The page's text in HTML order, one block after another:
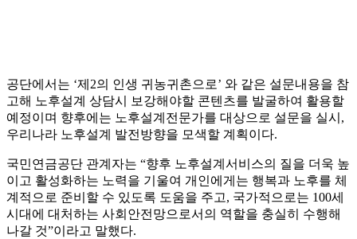
공단에서는 ‘제2의 인생 귀농귀촌으로’ 와 같은 설문내용을 참
고해 노후설계 상담시 보강해야할 콘텐츠를 발굴하여 활용할
예정이며 향후에는 노후설계전문가를 대상으로 설문을 실시,
우리나라 노후설계 발전방향을 모색할 계획이다.
국민연금공단 관계자는 “향후 노후설계서비스의 질을 더욱 높
이고 활성화하는 노력을 기울여 개인에게는 행복과 노후를 체
계적으로 준비할 수 있도록 도움을 주고, 국가적으로는 100세
시대에 대처하는 사회안전망으로서의 역할을 충실히 수행해
나갈 것”이라고 말했다.